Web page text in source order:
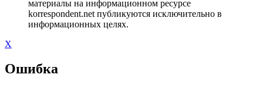
материалы на информационном ресурсе
korrespondent.net публикуются исключительно в
информационных целях.
X
Ошибка